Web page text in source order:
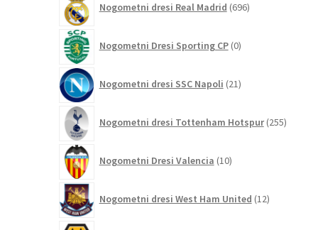
Nogometni dresi Real Madrid 696izdelkov
Nogometni Dresi Sporting CP 0izdelkov
Nogometni dresi SSC Napoli 21izdelkov
Nogometni dresi Tottenham Hotspur 255
Nogometni Dresi Valencia 10izdelkov
Nogometni dresi West Ham United 12izdelkov